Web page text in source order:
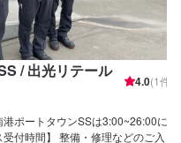
/ 出光リテール
4.0(1件)
港ポートタウンSSは3:00~26:00に